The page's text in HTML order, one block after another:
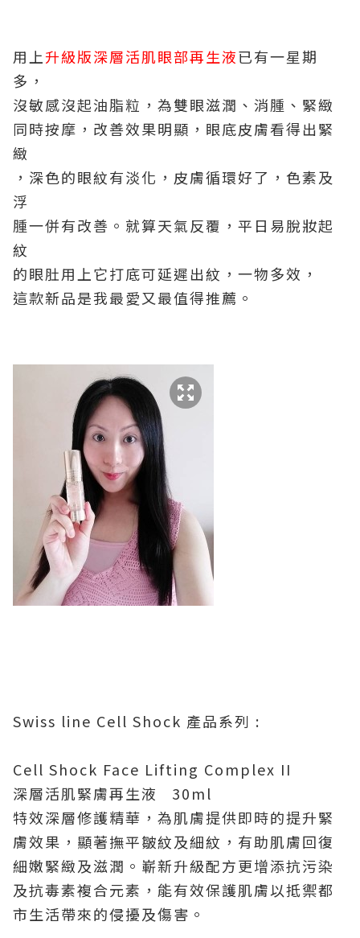
用上升級版深層活肌眼部再生液已有一星期
多，
沒敏感沒起油脂粒，為雙眼滋潤、消腫、緊緻
同時按摩，改善效果明顯，眼底皮膚看得出緊
緻
，深色的眼紋有淡化，皮膚循環好了，色素及
浮
腫一併有改善。就算天氣反覆，平日易脫妝起
紋
的眼肚用上它打底可延遲出紋，一物多效，
這款新品是我最愛又最值得推薦。
Swiss line Cell Shock 產品系列 :
Cell Shock Face Lifting Complex II
深層活肌緊膚再生液 30ml
特效深層修護精華，為肌膚提供即時的提升緊
膚效果，顯著撫平皺紋及細紋，有助肌膚回復
細嫩緊緻及滋潤。嶄新升級配方更增添抗污染
及抗毒素複合元素，能有效保護肌膚以抵禦都
市生活帶來的侵擾及傷害。